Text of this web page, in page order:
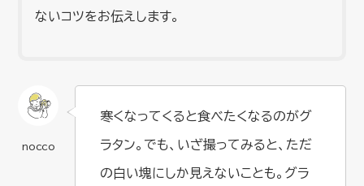
ないコツをお伝えします。
寒くなってくると食べたくなるのがグ
ラタン。でも、いざ撮ってみると、ただ
の白い塊にしか見えないことも。グラ